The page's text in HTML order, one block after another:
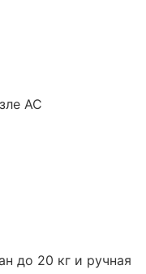
АС
до 20 кг и ручная